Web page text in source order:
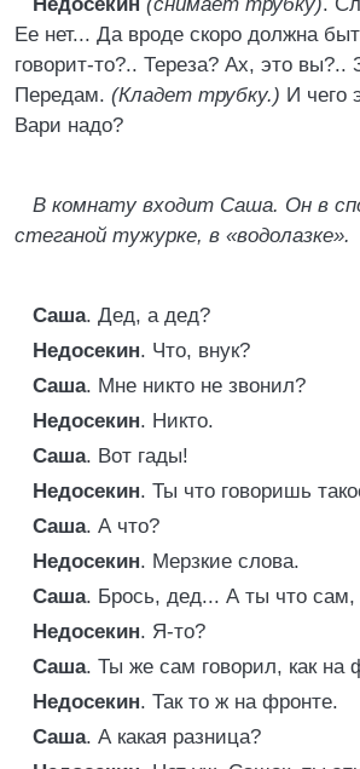
Ее нет... Да вроде скоро должна
говорит-то?.. Тереза? Ах, это вы?..
Передам. (Кладет трубку.) И чего
Вари надо?
В комнату входит Саша. Он в
стеганой тужурке, в «водолазке».
Саша. Дед, а дед?
Недосекин. Что, внук?
Саша. Мне никто не звонил?
Недосекин. Никто.
Саша. Вот гады!
Недосекин. Ты что говоришь
Саша. А что?
Недосекин. Мерзкие слова.
Саша. Брось, дед... А ты что сам,
Недосекин. Я-то?
Саша. Ты же сам говорил, как на
Недосекин. Так то ж на фронте.
Саша. А какая разница?